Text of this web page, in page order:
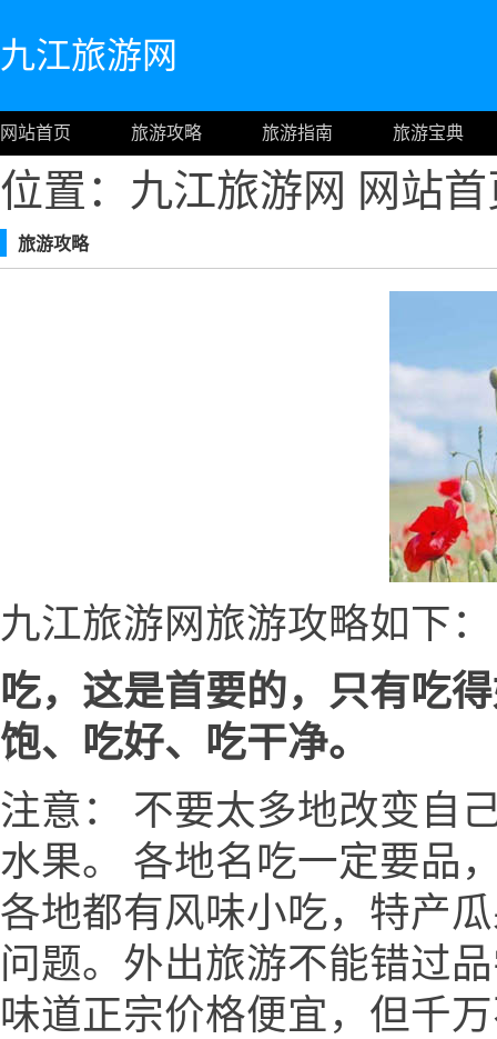
九江旅游网
网站首页 旅游攻略 旅游指南 旅游宝典
位置：九江旅游网 网站
旅游攻略
九江旅游网旅游攻略如下：
吃，这是首要的，只有吃
饱、吃好、吃干净。
注意： 不要太多地改变自
水果。 各地名吃一定要品
各地都有风味小吃，特产
问题。外出旅游不能错过
味道正宗价格便宜，但千